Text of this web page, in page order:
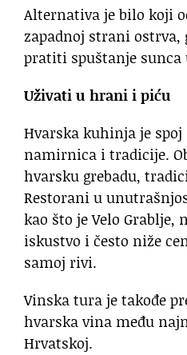
Alternativa je bilo koji
zapadnoj strani ostrva,
pratiti spuštanje sunca
Uživati u hrani i piću
Hvarska kuhinja je
namirnica i tradicije.
hvarsku grebadu,
Restorani u
kao što je Velo Grablje,
iskustvo i često niže
samoj rivi.
Vinska tura je takođe
hvarska vina među
Hrvatskoj.